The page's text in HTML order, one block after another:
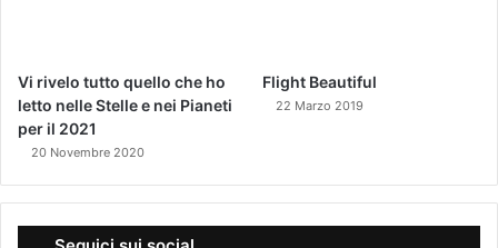
Vi rivelo tutto quello che ho
letto nelle Stelle e nei Pianeti
per il 2021
20 Novembre 2020
Flight Beautiful
22 Marzo 2019